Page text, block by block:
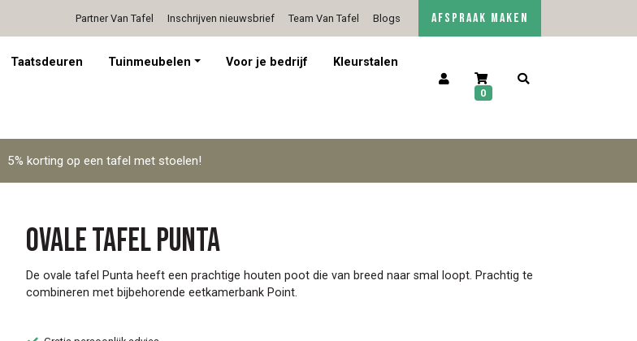
Persoonlijk advies op afspraak 5/5 op Google Reviews
Partner Van Tafel Inschrijven nieuwsbrief Team Van Tafel Blogs
Contact
AFSPRAAK MAKEN
Taatsdeuren Tuinmeubelen Voor je bedrijf Kleurstalen
0
5% korting op een tafel met stoelen!
Ovale tafel Punta
De ovale tafel Punta heeft een prachtige houten poot die van breed naar smal loopt. Prachtig te
combineren met bijbehorende eetkamerbank Point.